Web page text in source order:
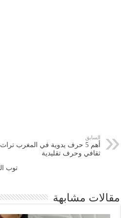
السابق
أهم 5 حرف يدوية في المغرب تراث
ثقافي وحرف تقليدية
مقالات مشابهة